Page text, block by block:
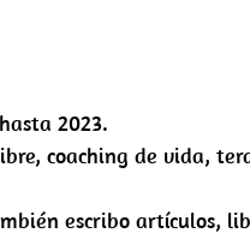
2023.
coaching de vida,
escribo artículos,